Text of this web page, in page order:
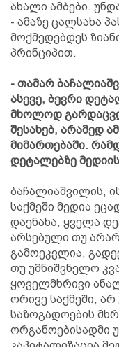
ახალი ამბები.
- ამაზე ცალსახა
მოქმედებდეს
პრინციპით.
- თამარ
ასევე, ბევრი
მხოლოდ
შესახებ, არამედ
მიმართებაში.
დეტალებზე
ბაჩალიაშვილის,
საქმეში მედია
დაენახა, ყველა
არსებული თუ
გამოეკვლია,
თუ უმნიშვნელო
ყოველმხრივი
ორივე საქმეში, არ
საზოგადოების
ორგანოებისადმი